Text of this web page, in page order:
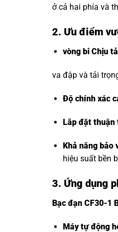
ở cả hai phía và
2. Ưu điểm
vòng bi Chịu
va đập và tải
Độ chính xác
Lắp đặt thuận
Khả năng bảo
hiệu suất bền
3. Ứng dụng
Bạc đạn CF30-1
Máy tự động